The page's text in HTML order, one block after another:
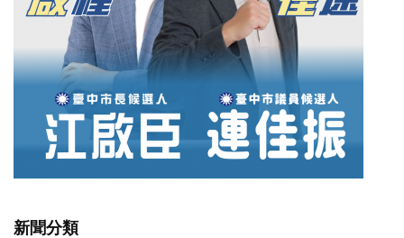
新聞分類